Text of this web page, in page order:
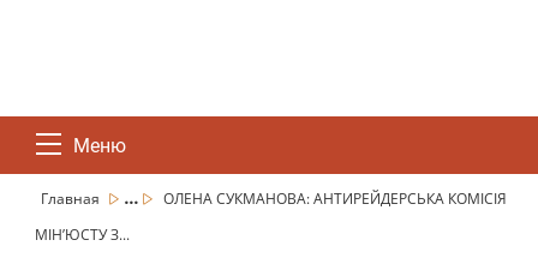
Меню
Главная ...
ОЛЕНА СУКМАНОВА: АНТИРЕЙДЕРСЬКА КОМІСІЯ
МІН’ЮСТУ З...